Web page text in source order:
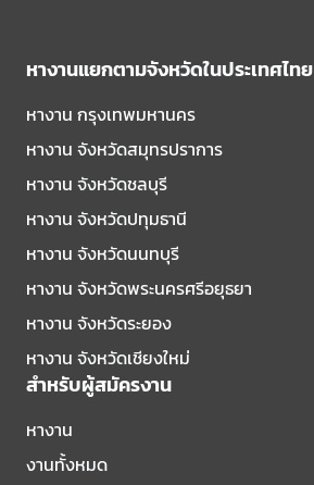
หางานแยกตามจังหวัดในประเทศไทย
หางาน กรุงเทพมหานคร
หางาน จังหวัดสมุทรปราการ
หางาน จังหวัดชลบุรี
หางาน จังหวัดปทุมธานี
หางาน จังหวัดนนทบุรี
หางาน จังหวัดพระนครศรีอยุธยา
หางาน จังหวัดระยอง
หางาน จังหวัดเชียงใหม่
สำหรับผู้สมัครงาน
หางาน
งานทั้งหมด